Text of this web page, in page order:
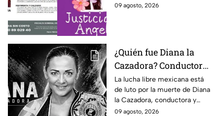
presuntamente recibiera una
09 agosto, 2026
¿Quién fue Diana la
Cazadora? Conductora
y luchadora que
falleció a los 48 años en
Monterrey
La lucha libre mexicana está
de luto por la muerte de Diana
la Cazadora, conductora y
luchadora de 48 años que
09 agosto, 2026